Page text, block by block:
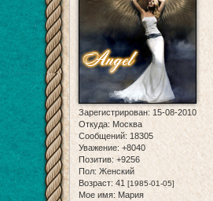
Зарегистрирован: 15-08-2010
Откуда: Москва
Сообщений: 18305
Уважение: +8040
Позитив: +9256
Пол: Женский
Возраст: 41 [1985-01-05]
Мое имя: Мария